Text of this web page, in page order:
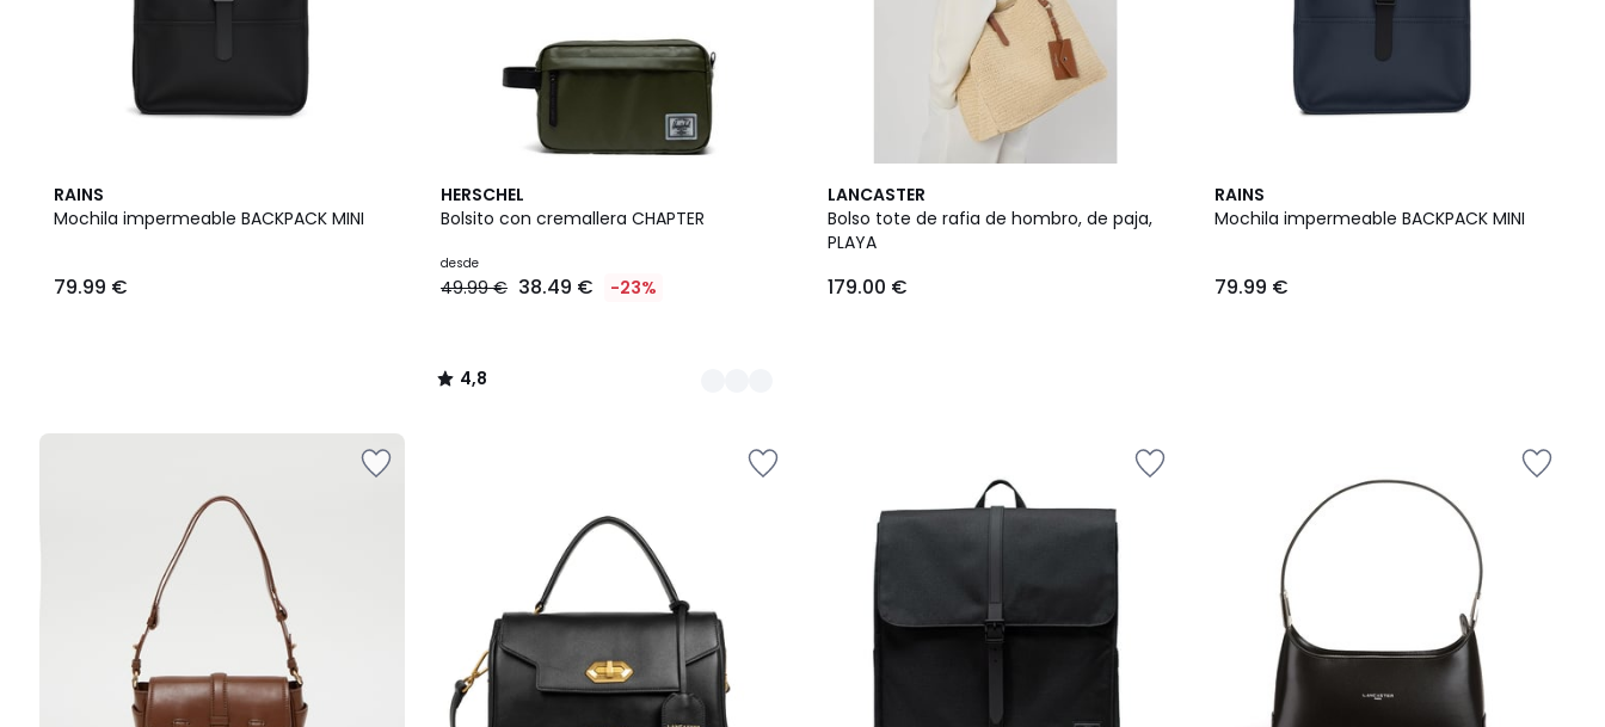
RAINS
Mochila impermeable BACKPACK MINI
79.99 €
HERSCHEL
Bolsito con cremallera CHAPTER
desde
49.99 € 38.49 € -23%
4,8
/ 5
2
Colores
4,8
/
LANCASTER
Bolso tote de rafia de hombro, de paja,
PLAYA
179.00 €
RAINS
Mochila impermeable BACKPACK MINI
79.99 €